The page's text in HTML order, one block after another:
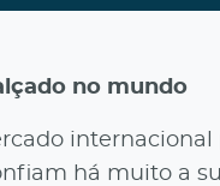
no mundo
internacional
há muito a